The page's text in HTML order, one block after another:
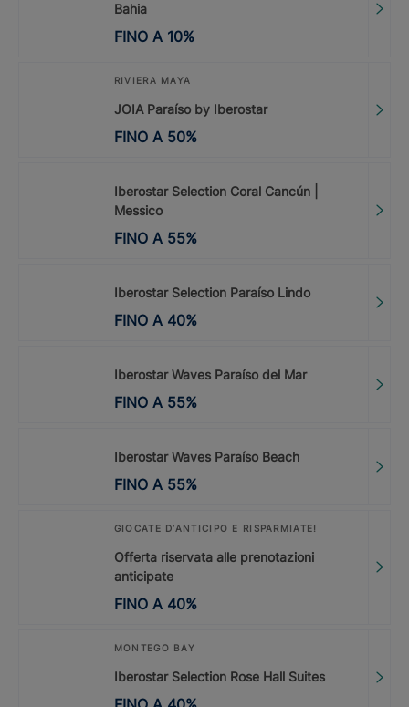
Bahia
FINO A 10%
RIVIERA MAYA
JOIA Paraíso by Iberostar
FINO A 50%
Iberostar Selection Coral Cancún |
Messico
FINO A 55%
Iberostar Selection Paraíso Lindo
FINO A 40%
Iberostar Waves Paraíso del Mar
FINO A 55%
Iberostar Waves Paraíso Beach
FINO A 55%
GIOCATE D’ANTICIPO E RISPARMIATE!
Offerta riservata alle prenotazioni
anticipate
FINO A 40%
MONTEGO BAY
Iberostar Selection Rose Hall Suites